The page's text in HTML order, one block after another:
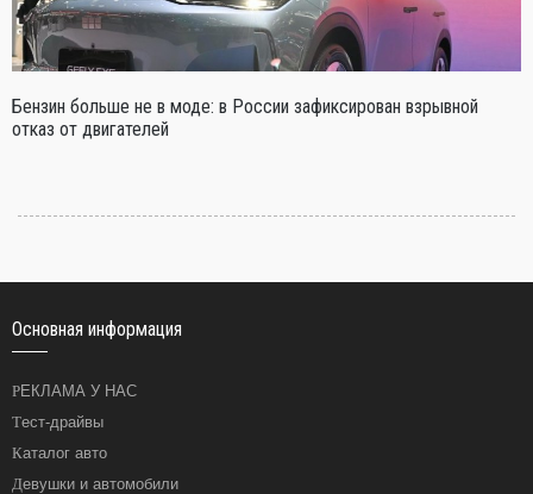
Бензин больше не в моде: в России зафиксирован взрывной
отказ от двигателей
Основная информация
РЕКЛАМА У НАС
Тест-драйвы
Каталог авто
Девушки и автомобили